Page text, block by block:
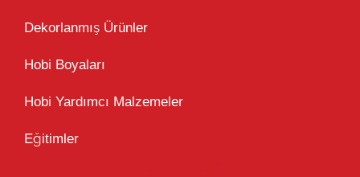
Dekorlanmış Ürünler
Hobi Boyaları
Hobi Yardımcı Malzemeler
Eğitimler